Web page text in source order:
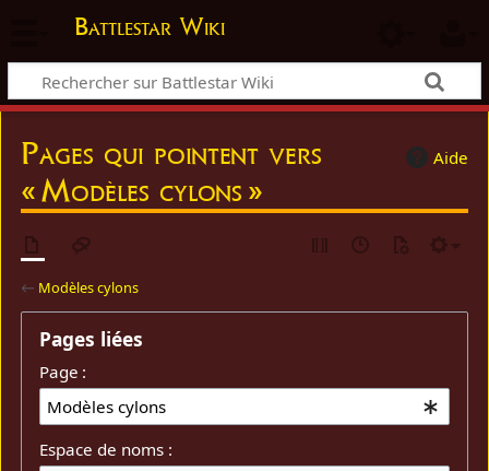
Battlestar Wiki
Aide
Pages qui pointent vers
« Modèles cylons »
← Modèles cylons
Pages liées
Page :
Espace de noms :